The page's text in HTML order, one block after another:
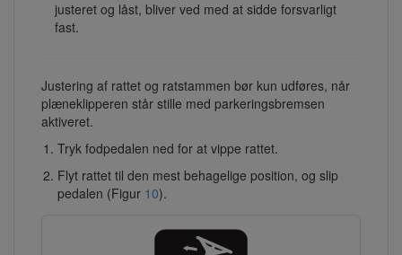
justeret og låst, bliver ved med at sidde forsvarligt
fast.
Justering af rattet og ratstammen bør kun udføres, når
plæneklipperen står stille med parkeringsbremsen
aktiveret.
Tryk fodpedalen ned for at vippe rattet.
Flyt rattet til den mest behagelige position, og slip
pedalen (Figur 10).